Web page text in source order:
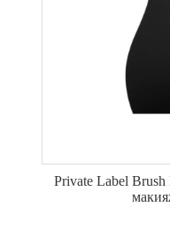
Private Label